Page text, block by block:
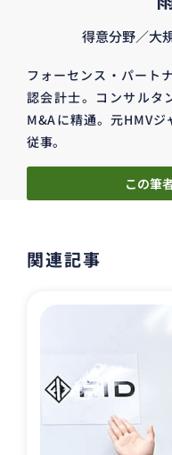
得意分野／大
フォーセンス・パート
認会計士。コンサルタ
M&Aに精通。元HMV
従事。
この筆
関連記事